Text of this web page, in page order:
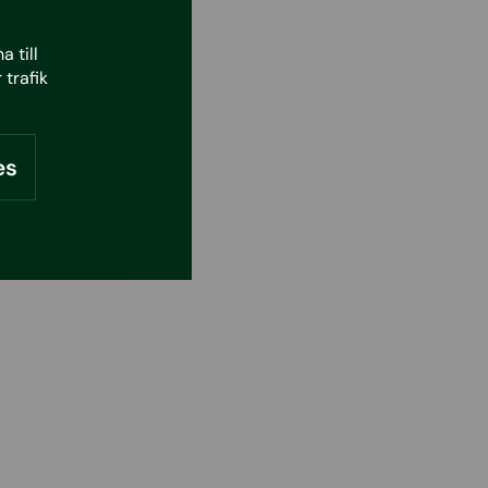
till
trafik